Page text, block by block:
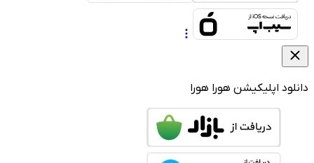
اپلیکیشن هوراهورا